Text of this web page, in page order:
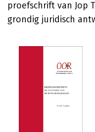
proefschrift van Jop
grondig juridisch